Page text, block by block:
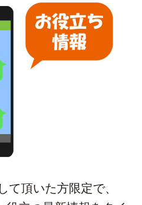
て頂いた方限定で、